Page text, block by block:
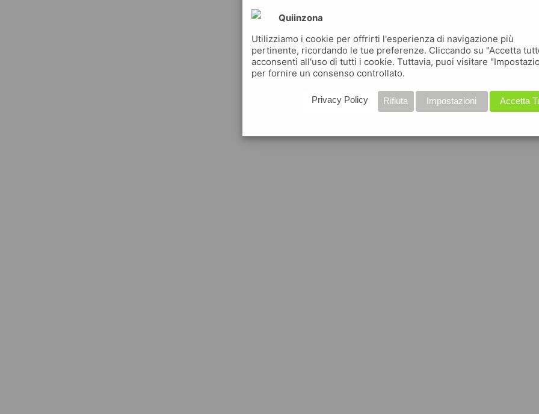
Quiinzona
Utilizziamo i cookie per offrirti l'esperienza di navigazione più
pertinente, ricordando le tue preferenze. Cliccando su "Accetta
acconsenti all'uso di tutti i cookie. Tuttavia, puoi visitare
per fornire un consenso controllato.
Accetta
Impostazioni
Rifiuta
Privacy Policy